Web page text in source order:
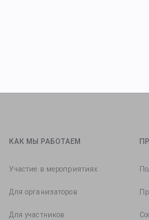
КАК МЫ РАБОТАЕМ
Участие в мероприятиях
Для организаторов
Для участников